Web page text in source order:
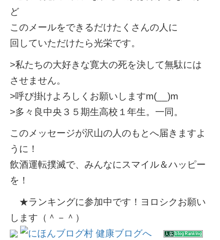
ど
このメールをできるだけたくさんの人に
回していただけたら光栄です。
>私たちの大好きな寛大の死を決して無駄には
させません。
>呼び掛けよろしくお願いしますm(__)m
>多々良中央３５期生高校１年生。一同。
このメッセージが沢山の人のもとへ届きますよ
うに！
飲酒運転撲滅で、みんなにスマイル＆ハッピー
を！
★ランキングに参加中です！ヨロシクお願い
します（＾－＾）